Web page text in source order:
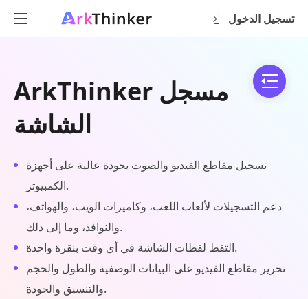
تسجيل الدخول
ArkThinker مسجل
الشاشة
تسجيل مقاطع الفيديو والصوت بجودة عالية على أجهزة
الكمبيوتر.
دعم التسجيلات لألعاب اللعب، وكاميرات الويب، والهواتف،
والنوافذ، وما إلى ذلك.
التقط لقطات الشاشة في أي وقت بنقرة واحدة.
تحرير مقاطع الفيديو على البيانات الوصفية والطول والحجم
والتنسيق والجودة.